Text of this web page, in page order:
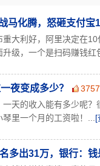
马化腾，怒砸支付
重大利好，阿里决定在
级，一个是扫码赚钱红
夜变成多少？
天的收入能有多少呢
里一个月的工资啦！... [
多出31万，银行：